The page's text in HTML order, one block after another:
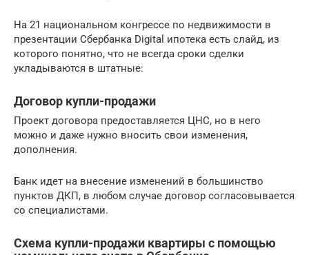
На 21 национальном конгрессе по недвижимости в
презентации Сбербанка Digital ипотека есть слайд, из
которого понятно, что не всегда сроки сделки
укладываются в штатные:
Договор купли-продажи
Проект договора предоставляется ЦНС, но в него
можно и даже нужно вносить свои изменения,
дополнения.
Банк идет на внесение изменений в большинство
пунктов ДКП, в любом случае договор согласовывается
со специалистами.
Схема купли-продажи квартиры с помощью